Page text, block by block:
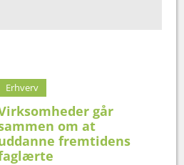
Erhverv
går
om at
fremtidens